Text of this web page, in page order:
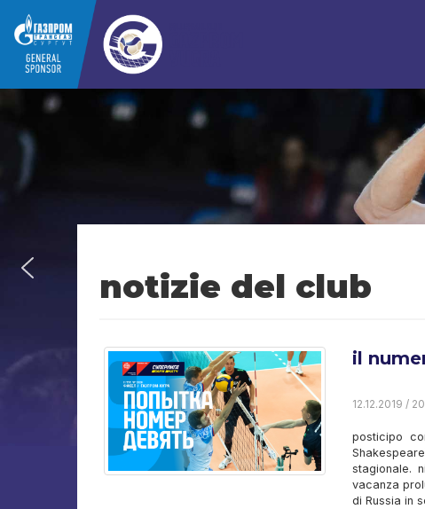
notizie del club
il
12.12.2019 /
posticipo
stagionale.
vacanza
di Russia in